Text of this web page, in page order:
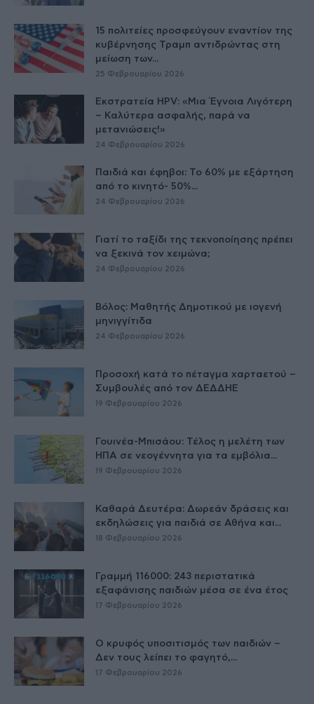
15 πολιτείες προσφεύγουν εναντίον της
κυβέρνησης Τραμπ αντιδρώντας στη
μείωση των...
25 Φεβρουαρίου 2026
Εκστρατεία HPV: «Μια Έγνοια Λιγότερη
– Καλύτερα ασφαλής, παρά να
μετανιώσεις!»
24 Φεβρουαρίου 2026
Παιδιά και έφηβοι: Το 60% με εξάρτηση
από το κινητό- 50%...
24 Φεβρουαρίου 2026
Γιατί το ταξίδι της τεκνοποίησης πρέπει
να ξεκινά τον χειμώνα;
24 Φεβρουαρίου 2026
Βόλος: Μαθητής Δημοτικού με ιογενή
μηνιγγίτιδα
24 Φεβρουαρίου 2026
Προσοχή κατά το πέταγμα χαρταετού –
Συμβουλές από τον ΔΕΔΔΗΕ
19 Φεβρουαρίου 2026
Γουινέα-Μπισάου: Τέλος η μελέτη των
ΗΠΑ σε νεογέννητα για τα εμβόλια...
19 Φεβρουαρίου 2026
Καθαρά Δευτέρα: Δωρεάν δράσεις και
εκδηλώσεις για παιδιά σε Αθήνα και...
18 Φεβρουαρίου 2026
Γραμμή 116000: 243 περιστατικά
εξαφάνισης παιδιών μέσα σε ένα έτος
17 Φεβρουαρίου 2026
Ο κρυφός υποσιτισμός των παιδιών –
Δεν τους λείπει το φαγητό,...
17 Φεβρουαρίου 2026